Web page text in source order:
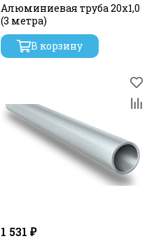
Алюминиевая труба 20х1,0
(3 метра)
В корзину
1 531 ₽